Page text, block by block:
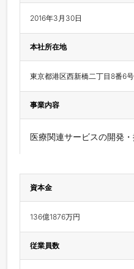
2016年3月30日
本社所在地
東京都港区西新橋二丁目8番6
事業内容
医療関連サービスの開発
資本金
136億1876万円
従業員数